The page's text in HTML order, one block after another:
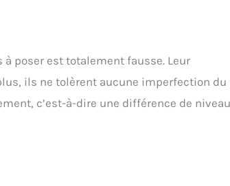
poser est totalement fausse. Leur
ils ne tolèrent aucune imperfection du
c’est-à-dire une différence de niveau